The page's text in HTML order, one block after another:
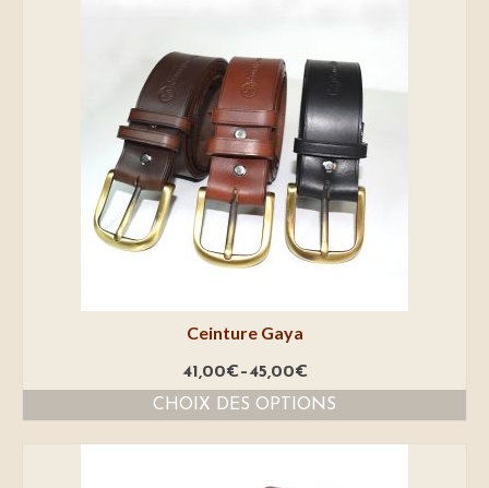
Ceinture Gaya
41,00€–45,00€
CHOIX DES OPTIONS